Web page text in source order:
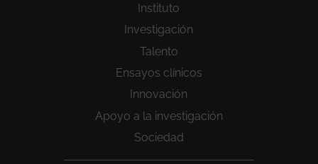
Instituto
Investigación
Talento
Ensayos clínicos
Innovación
Apoyo a la investigación
Sociedad